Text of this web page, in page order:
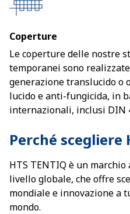
Coperture
Le coperture delle nostre
temporanei sono
generazione translucido o
lucido e anti-fungicida, in
internazionali, inclusi DIN
Perché scegliere
HTS TENTIQ è un
livello globale, che offre
mondiale e innovazione
mondo.